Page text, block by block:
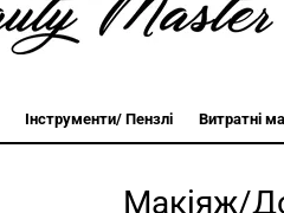
Інструменти/ Пензлі Витратні
Макіяж/